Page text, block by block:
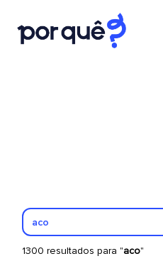
1300 resultados para "aco"